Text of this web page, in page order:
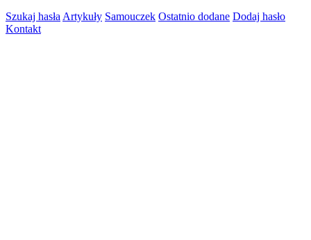
Szukaj hasła Artykuły Samouczek Ostatnio dodane Dodaj hasło
Kontakt